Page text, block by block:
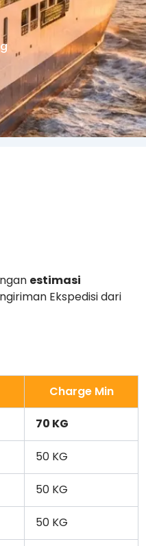
estimasi
Ekspedisi dari
Charge Min
70 KG
50 KG
50 KG
50 KG